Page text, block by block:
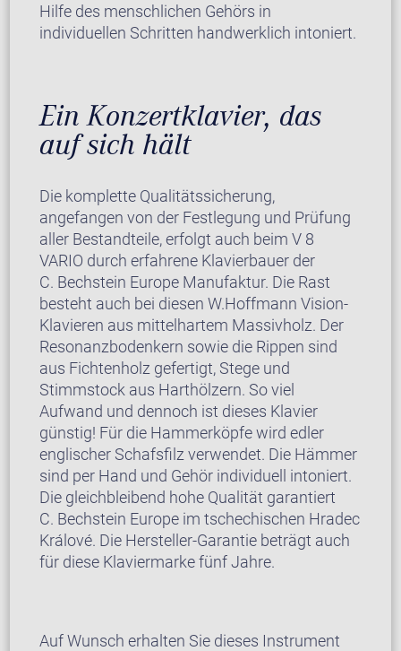
Hilfe des menschlichen Gehörs in
individuellen Schritten handwerklich intoniert.
Ein Konzertklavier, das
auf sich hält
Die komplette Qualitätssicherung,
angefangen von der Festlegung und Prüfung
aller Bestandteile, erfolgt auch beim V 8
VARIO durch erfahrene Klavierbauer der
C. Bechstein Europe Manufaktur. Die Rast
besteht auch bei diesen W.Hoffmann Vision-
Klavieren aus mittelhartem Massivholz. Der
Resonanzbodenkern sowie die Rippen sind
aus Fichtenholz gefertigt, Stege und
Stimmstock aus Harthölzern. So viel
Aufwand und dennoch ist dieses Klavier
günstig! Für die Hammerköpfe wird edler
englischer Schafsfilz verwendet. Die Hämmer
sind per Hand und Gehör individuell intoniert.
Die gleichbleibend hohe Qualität garantiert
C. Bechstein Europe im tschechischen Hradec
Králové. Die Hersteller-Garantie beträgt auch
für diese Klaviermarke fünf Jahre.
Auf Wunsch erhalten Sie dieses Instrument